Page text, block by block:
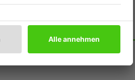
Weitblick